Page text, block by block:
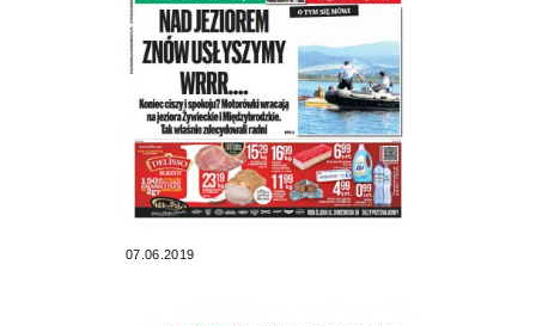
07.06.2019